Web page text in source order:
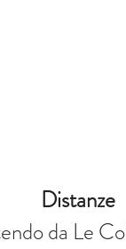
Distanze
da Le